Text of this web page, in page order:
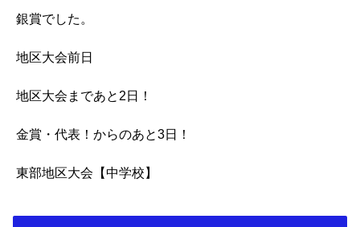
銀賞でした。
地区大会前日
地区大会まであと2日！
金賞・代表！からのあと3日！
東部地区大会【中学校】